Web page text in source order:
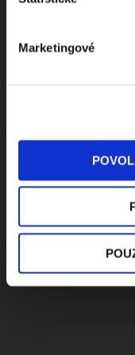
Marketingové
Dostávejte od
toho
Beru na